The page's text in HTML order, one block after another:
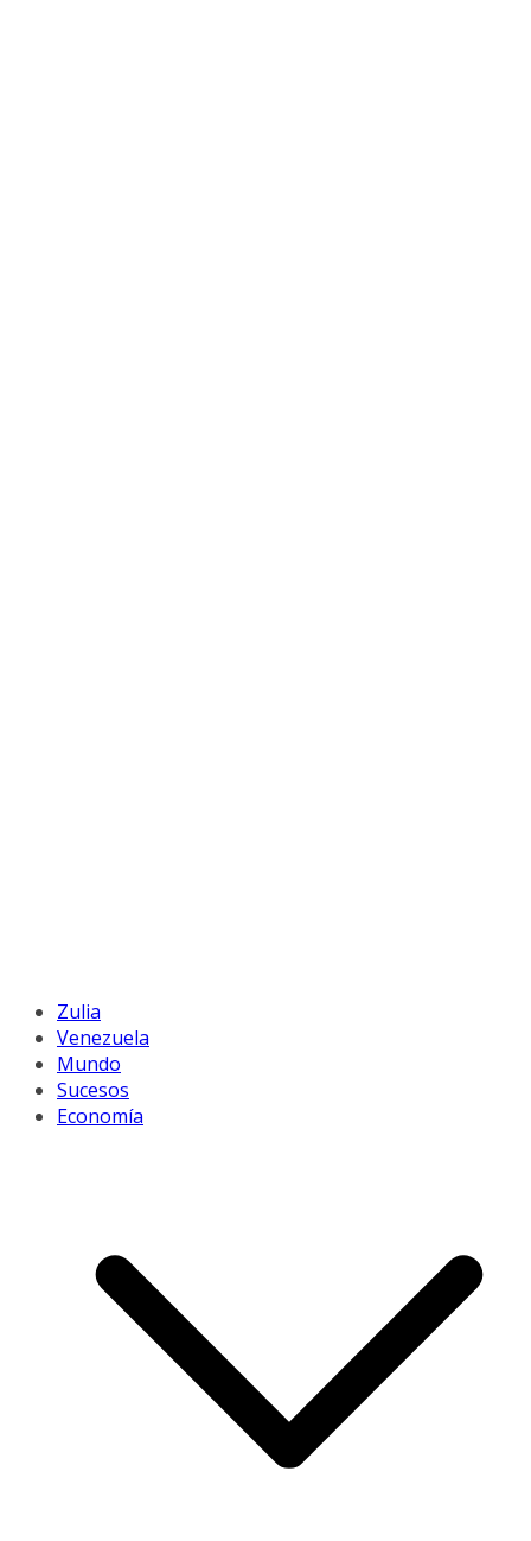
Zulia
Venezuela
Mundo
Sucesos
Economía